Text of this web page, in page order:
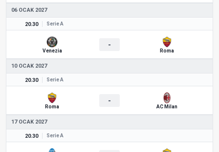
06 OCAK 2027
20.30 Serie A
Venezia
-
Roma
10 OCAK 2027
20.30 Serie A
Roma
-
AC Milan
17 OCAK 2027
20.30 Serie A